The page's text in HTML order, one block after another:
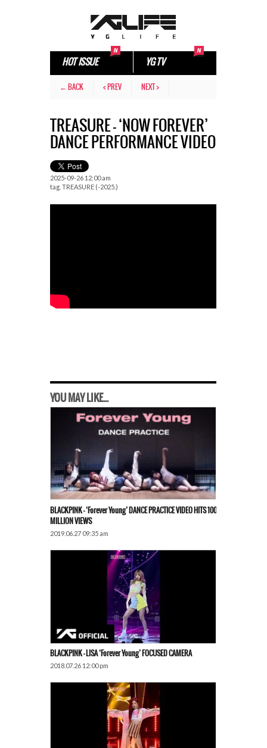
HOT ISSUE YG TV
← BACK < PREV NEXT >
TREASURE – ‘NOW FOREVER’
DANCE PERFORMANCE VIDEO
2025-09-26 12:00 am
tag. TREASURE (-2025.)
YOU MAY LIKE...
BLACKPINK – ‘Forever Young’ DANCE PRACTICE VIDEO HITS 100
MILLION VIEWS
2019.06.27 09:35 am
BLACKPINK – LISA ‘Forever Young’ FOCUSED CAMERA
2018.07.26 12:00 pm